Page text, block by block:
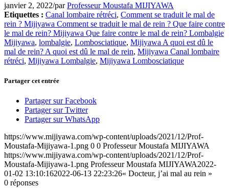
janvier 2, 2022/parProfesseur Moustafa MIJIYAWA
Etiquettes : Canal lombaire rétréci, Comment se traduit le mal de
rein ? Mijiyawa Comment se traduit le mal de rein ? Que faire contre
le mal de rein? Mijiyawa Que faire contre le mal de rein? Lombalgie
Mijiyawa, lombalgie, Lombosciatique, Mijiyawa A quoi est dû le
mal de rein? A quoi est dû le mal de rein, Mijiyawa Canal lombaire
rétréci, Mijiyawa Lombalgie, Mijiyawa Lombosciatique
Partager cet entrée
Partager sur Facebook
Partager sur Twitter
Partager sur WhatsApp
https://www.mijiyawa.com/wp-content/uploads/2021/12/Prof-
Moustafa-Mijiyawa-1.png 0 0 Professeur Moustafa MIJIYAWA
https://www.mijiyawa.com/wp-content/uploads/2021/12/Prof-
Moustafa-Mijiyawa-1.png Professeur Moustafa MIJIYAWA2022-
01-02 13:10:162022-06-13 22:23:26« Docteur, j’ai mal au rein »
0 réponses